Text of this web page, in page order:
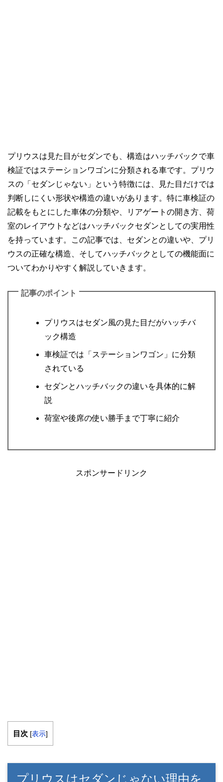
プリウスは見た目がセダンでも、構造はハッチバックで車
検証ではステーションワゴンに分類される車です。プリウ
スの「セダンじゃない」という特徴には、見た目だけでは
判断しにくい形状や構造の違いがあります。特に車検証の
記載をもとにした車体の分類や、リアゲートの開き方、荷
室のレイアウトなどはハッチバックセダンとしての実用性
を持っています。この記事では、セダンとの違いや、プリ
ウスの正確な構造、そしてハッチバックとしての機能面に
ついてわかりやすく解説していきます。
記事のポイント
プリウスはセダン風の見た目だがハッチバ
ック構造
車検証では「ステーションワゴン」に分類
されている
セダンとハッチバックの違いを具体的に解
説
荷室や後席の使い勝手まで丁寧に紹介
スポンサードリンク
目次 [表示]
プリウスはセダンじゃない理由を